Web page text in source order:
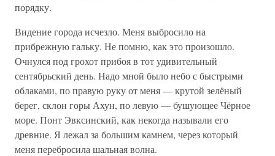
порядку.
Видение города исчезло. Меня выбросило на
прибрежную гальку. Не помню, как это произошло.
Очнулся под грохот прибоя в тот удивительный
сентябрьский день. Надо мной было небо с быстрыми
облаками, по правую руку от меня — крутой зелёный
берег, склон горы Ахун, по левую — бушующее Чёрное
море. Понт Эвксинский, как некогда называли его
древние. Я лежал за большим камнем, через который
меня перебросила шальная волна.